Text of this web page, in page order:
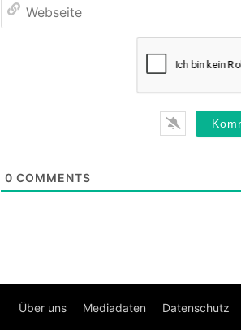
0 COMMENTS
Über uns Mediadaten Datenschutz